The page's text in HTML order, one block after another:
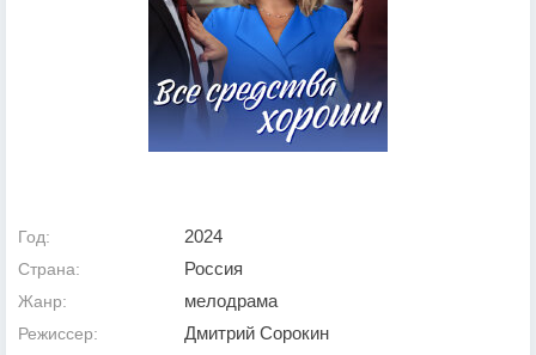
Год: 2024
Страна: Россия
Жанр: мелодрама
Режиссер: Дмитрий Сорокин